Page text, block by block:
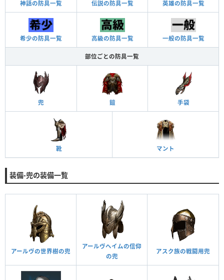
神話の防具一覧 伝説の防具一覧 英雄の防具一覧
希少の防具一覧 高級の防具一覧 一般の防具一覧
部位ごとの防具一覧
兜 鎧 手袋
靴 マント
装備-兜の装備一覧
アールヴの世界樹の兜
アールヴヘイムの信仰
の兜
アスク族の戦闘用兜